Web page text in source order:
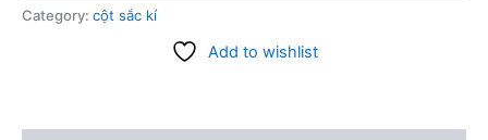
Category: cột sắc kí
Add to wishlist